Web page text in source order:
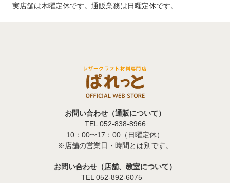
実店舗は木曜定休です。通販業務は日曜定休です。
お問い合わせ（通販について）
TEL 052-838-8966
10：00〜17：00（日曜定休）
※店舗の営業日・時間とは別です。
お問い合わせ（店舗、教室について）
TEL 052-892-6075